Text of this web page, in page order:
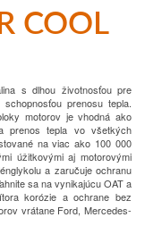
COOL
s dlhou životnosťou pre
prenosu tepla.
motorov je vhodná ako
prenos tepla vo všetkých
na viac ako 100 000
úžitkovými aj motorovými
a zaručuje ochranu
sa na vynikajúcu OAT a
korózie a ochrane bez
vrátane Ford, Mercedes-